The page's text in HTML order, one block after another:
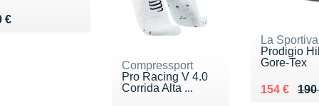
€ 120 €
Compressport
Pro Racing V 4.0
Corrida Alta ...
La Sportiva
Prodigio
Gore-Tex
190
Au lieu de
154 €
Vendu 154